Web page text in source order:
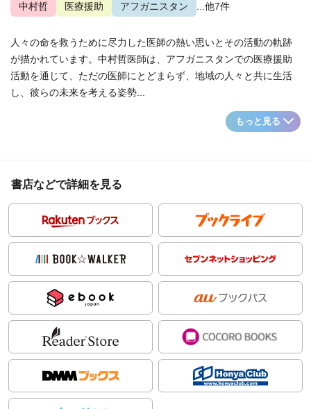
中村哲 医療援助 アフガニスタン ...他7件
人々の命を救うために尽力した医師の熱い思いとその活動の軌跡
が描かれています。中村哲医師は、アフガニスタンでの医療援助
活動を通じて、ただの医師にとどまらず、地域の人々と共に生活
し、彼らの未来を考える姿勢...
もっと見る
書店などで詳細を見る